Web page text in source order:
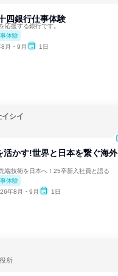
四銀行仕事体験
応援する銀行です。
体験
月・9月 1日
シイ
活かす!世界と日本を繋ぐ海外
端技術を日本へ！25卒新入社員と語る
体験
年8月・9月 1日
所